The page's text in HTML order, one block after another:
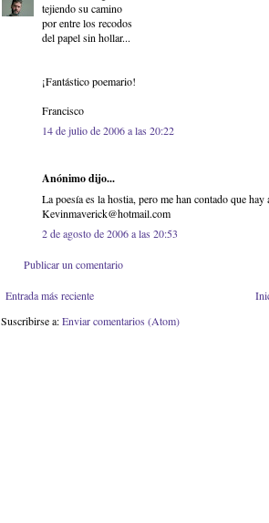
tejiendo su camino
por entre los recodos
del papel sin hollar...
¡Fantástico poemario!
Francisco
14 de julio de 2006 a las 20:22
Anónimo dijo...
La poesía es la hostia, pero me han contado que hay
Kevinmaverick@hotmail.com
2 de agosto de 2006 a las 20:53
Publicar un comentario
Entrada más reciente
Suscribirse a:Enviar comentarios (Atom)